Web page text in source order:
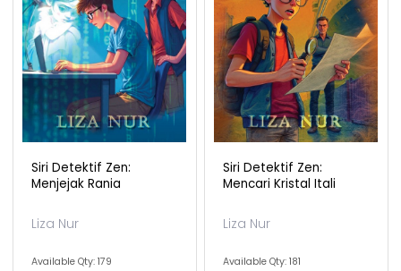
Siri Detektif Zen:
Menjejak Rania
Liza Nur
Available Qty: 179
Siri Detektif Zen:
Mencari Kristal Itali
Liza Nur
Available Qty: 181